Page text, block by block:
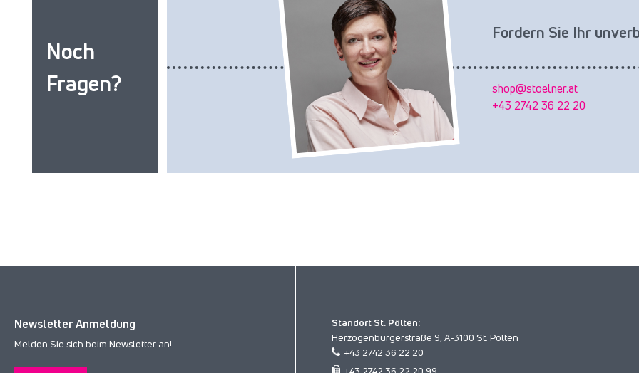
Noch
Fragen?
Fordern Sie Ihr
shop@stoelner.at
+43 2742 36 22 20
Newsletter Anmeldung
Melden Sie sich beim Newsletter an!
Standort St. Pölten:
Herzogenburgerstraße 9, A-3100 St. Pölten
+43 2742 36 22 20